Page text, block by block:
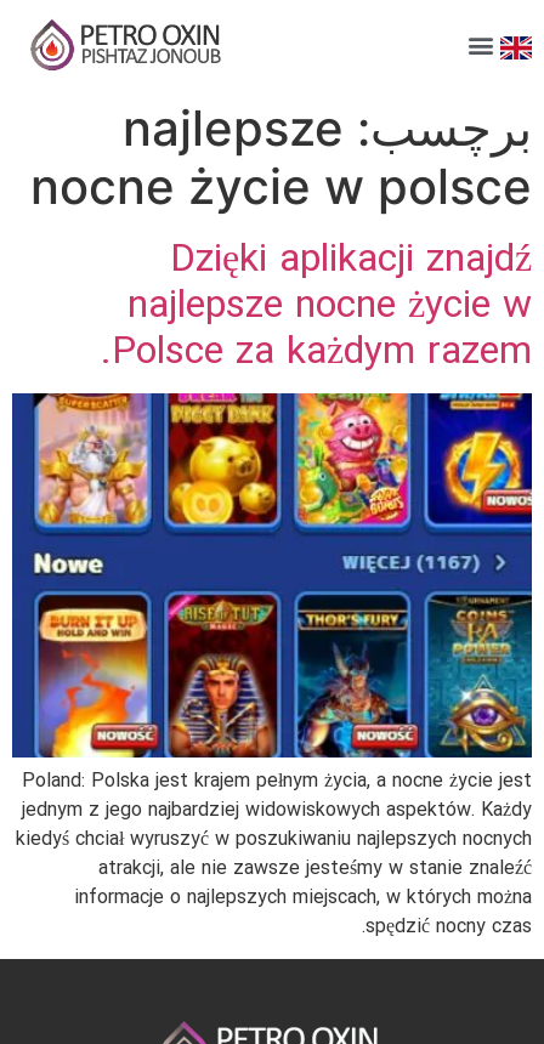
برچسب: najlepsze
nocne życie w polsce
Dzięki aplikacji znajdź
najlepsze nocne życie w
Polsce za każdym razem.
Poland: Polska jest krajem pełnym życia, a nocne życie jest
jednym z jego najbardziej widowiskowych aspektów. Każdy
kiedyś chciał wyruszyć w poszukiwaniu najlepszych nocnych
atrakcji, ale nie zawsze jesteśmy w stanie znaleźć
informacje o najlepszych miejscach, w których można
spędzić nocny czas.